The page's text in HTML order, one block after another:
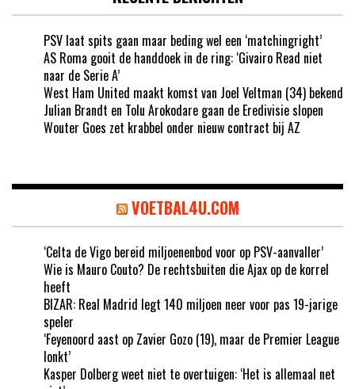
PSV laat spits gaan maar beding wel een ‘matchingright’
AS Roma gooit de handdoek in de ring: ‘Givairo Read niet
naar de Serie A’
West Ham United maakt komst van Joel Veltman (34) bekend
Julian Brandt en Tolu Arokodare gaan de Eredivisie slopen
Wouter Goes zet krabbel onder nieuw contract bij AZ
VOETBAL4U.COM
‘Celta de Vigo bereid miljoenenbod voor op PSV-aanvaller’
Wie is Mauro Couto? De rechtsbuiten die Ajax op de korrel
heeft
BIZAR: Real Madrid legt 140 miljoen neer voor pas 19-jarige
speler
‘Feyenoord aast op Zavier Gozo (19), maar de Premier League
lonkt’
Kasper Dolberg weet niet te overtuigen: ‘Het is allemaal net